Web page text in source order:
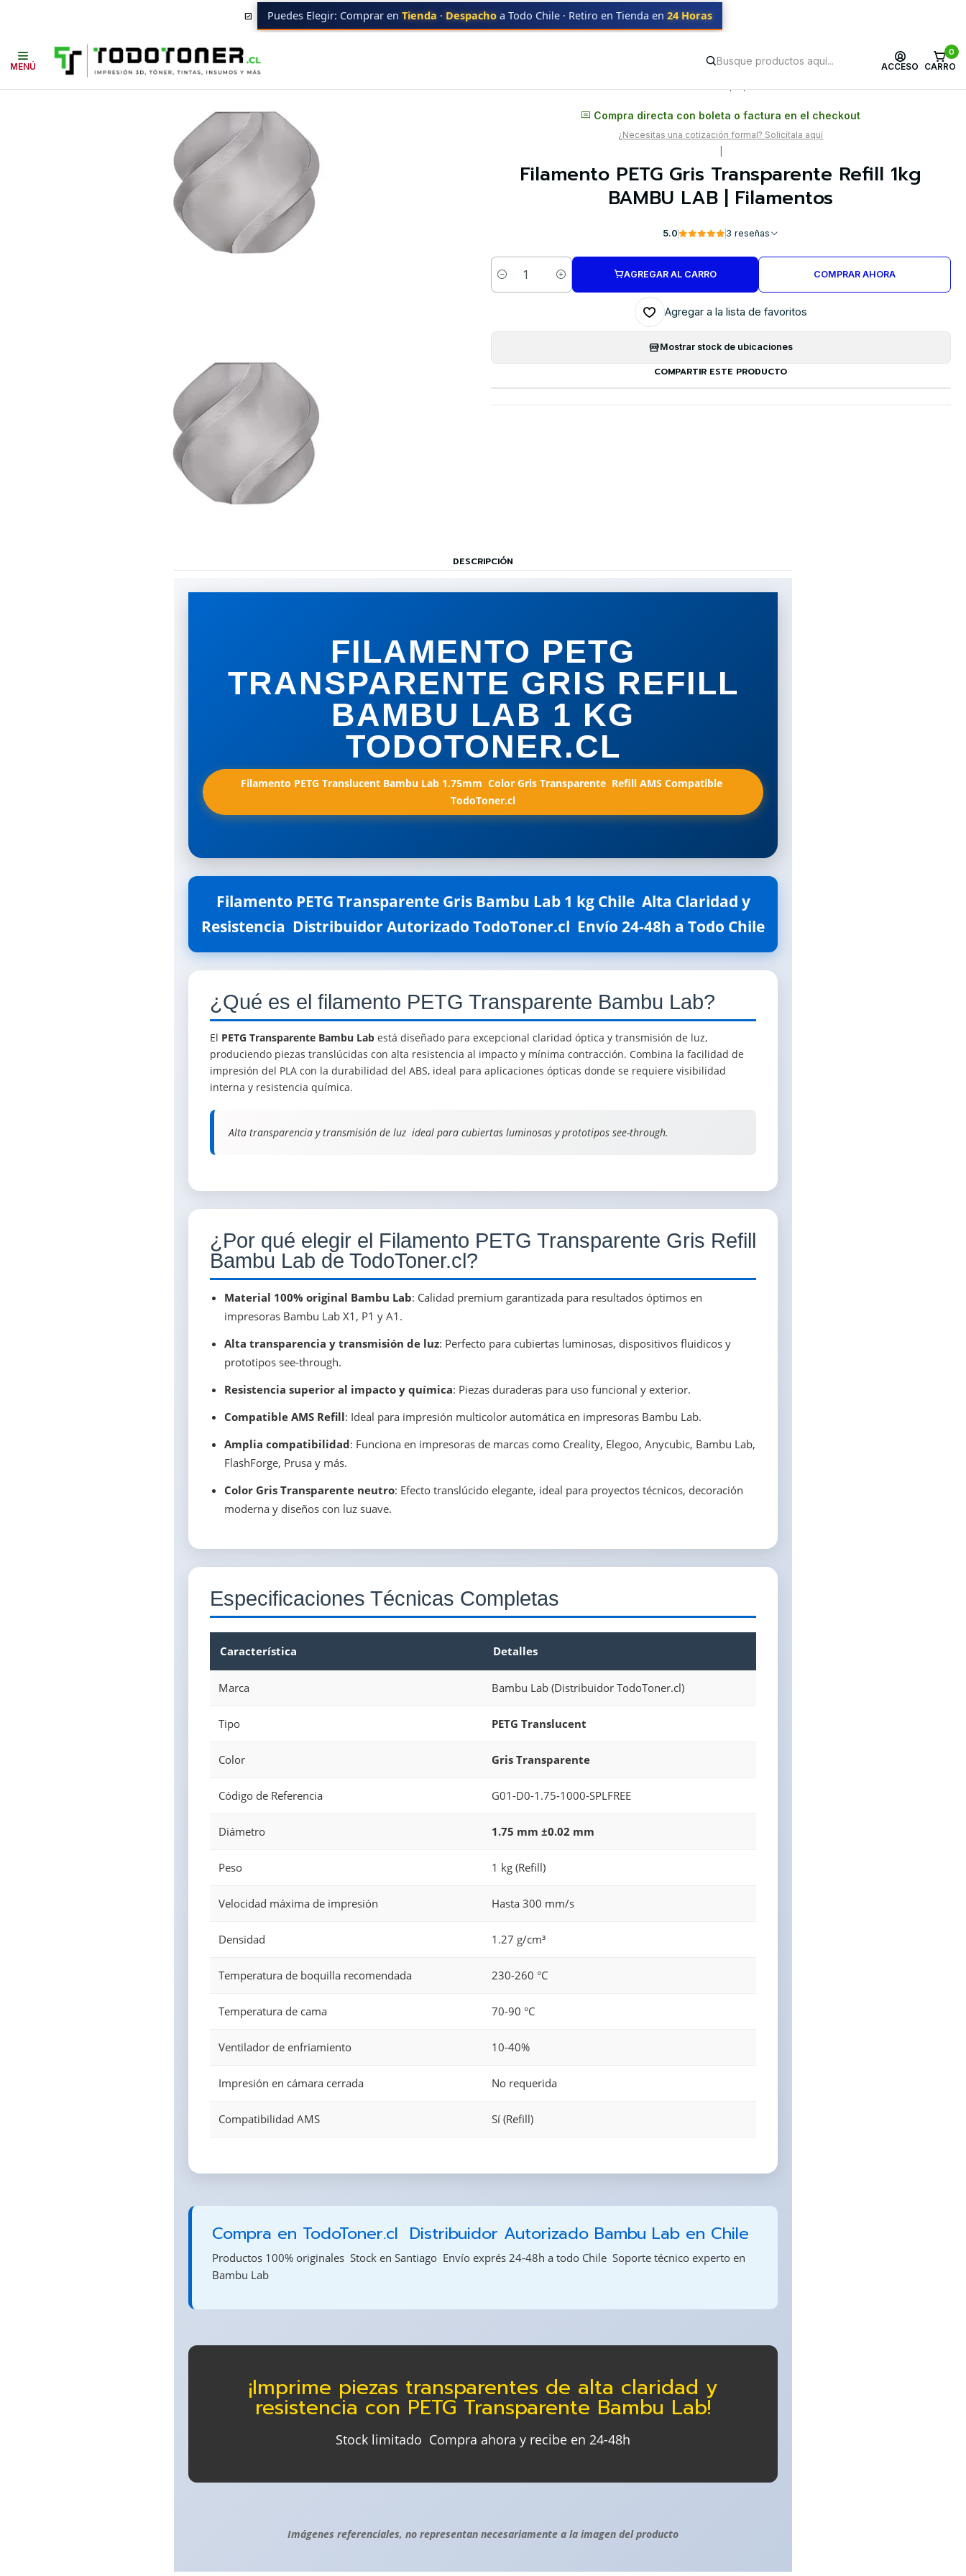
MENÚ ACCESO
0
CARRO
Puedes Elegir: Comprar en Tienda · Despacho a Todo Chile · Retiro en Tienda en 24 Horas
PETG REFILL BAMBU LAB Filamento PETG Gris Transparente Refill 1kg BAMBU LAB | Filamentos
Compra directa con boleta o factura en el checkout
¿Necesitas una cotización formal? Solicítala aquí
Filamento PETG Gris Transparente Refill 1kg
BAMBU LAB | Filamentos
5.0 3 reseñas
Cantidad
AGREGAR AL CARRO COMPRAR AHORA
Agregar a la lista de favoritos
Mostrar stock de ubicaciones
COMPARTIR ESTE PRODUCTO
DESCRIPCIÓN
FILAMENTO PETG
TRANSPARENTE GRIS REFILL
BAMBU LAB 1 KG
TODOTONER.CL
Filamento PETG Translucent Bambu Lab 1.75mm  Color Gris Transparente  Refill AMS Compatible 
TodoToner.cl
Filamento PETG Transparente Gris Bambu Lab 1 kg Chile  Alta Claridad y
Resistencia  Distribuidor Autorizado TodoToner.cl  Envío 24-48h a Todo Chile
¿Qué es el filamento PETG Transparente Bambu Lab?
El PETG Transparente Bambu Lab está diseñado para excepcional claridad óptica y transmisión de luz,
produciendo piezas translúcidas con alta resistencia al impacto y mínima contracción. Combina la facilidad de
impresión del PLA con la durabilidad del ABS, ideal para aplicaciones ópticas donde se requiere visibilidad
interna y resistencia química.
Alta transparencia y transmisión de luz  ideal para cubiertas luminosas y prototipos see-through.
¿Por qué elegir el Filamento PETG Transparente Gris Refill
Bambu Lab de TodoToner.cl?
Material 100% original Bambu Lab: Calidad premium garantizada para resultados óptimos en
impresoras Bambu Lab X1, P1 y A1.
Alta transparencia y transmisión de luz: Perfecto para cubiertas luminosas, dispositivos fluidicos y
prototipos see-through.
Resistencia superior al impacto y química: Piezas duraderas para uso funcional y exterior.
Compatible AMS Refill: Ideal para impresión multicolor automática en impresoras Bambu Lab.
Amplia compatibilidad: Funciona en impresoras de marcas como Creality, Elegoo, Anycubic, Bambu Lab,
FlashForge, Prusa y más.
Color Gris Transparente neutro: Efecto translúcido elegante, ideal para proyectos técnicos, decoración
moderna y diseños con luz suave.
Especificaciones Técnicas Completas
Característica Detalles
Marca Bambu Lab (Distribuidor TodoToner.cl)
Tipo PETG Translucent
Color Gris Transparente
Código de Referencia G01-D0-1.75-1000-SPLFREE
Diámetro 1.75 mm ±0.02 mm
Peso 1 kg (Refill)
Velocidad máxima de impresión Hasta 300 mm/s
Densidad 1.27 g/cm³
Temperatura de boquilla recomendada 230-260 °C
Temperatura de cama 70-90 °C
Ventilador de enfriamiento 10-40%
Impresión en cámara cerrada No requerida
Compatibilidad AMS Sí (Refill)
Compra en TodoToner.cl  Distribuidor Autorizado Bambu Lab en Chile
Productos 100% originales  Stock en Santiago  Envío exprés 24-48h a todo Chile  Soporte técnico experto en
Bambu Lab
¡Imprime piezas transparentes de alta claridad y
resistencia con PETG Transparente Bambu Lab!
Stock limitado  Compra ahora y recibe en 24-48h
Imágenes referenciales, no representan necesariamente a la imagen del producto